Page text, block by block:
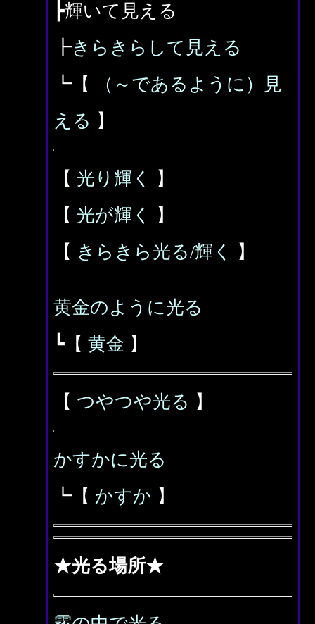
┣輝いて見える
┣きらきらして見える
┗【
（～であるように）見
える 】
【 光り輝く
】
【 光が輝く
】
【 きらきら光る/輝く 】
黄金のように光る
┗【 黄金 】
【 つやつや光る 】
かすかに光る
┗【 かすか 】
★光る場所★